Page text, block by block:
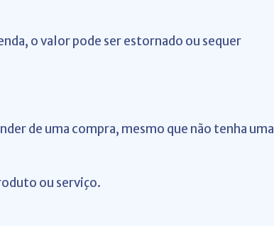
o valor pode ser estornado ou sequer
de uma compra, mesmo que não tenha uma
ou serviço.